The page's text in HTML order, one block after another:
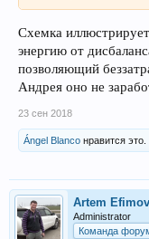
Схемка
энергию от
позволяющий
Андрея оно не
23 сен 2018
Ángel Blanco нравится это.
Artem Efimov
Administrator
Команда